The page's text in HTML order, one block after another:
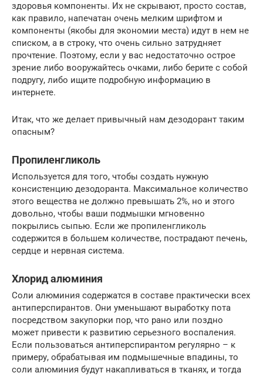
здоровья компоненты. Их не скрывают, просто состав,
как правило, напечатан очень мелким шрифтом и
компоненты (якобы для экономии места) идут в нем не
списком, а в строку, что очень сильно затрудняет
прочтение. Поэтому, если у вас недостаточно острое
зрение либо вооружайтесь очками, либо берите с собой
подругу, либо ищите подробную информацию в
интернете.
Итак, что же делает привычный нам дезодорант таким
опасным?
Пропиленгликоль
Используется для того, чтобы создать нужную
консистенцию дезодоранта. Максимальное количество
этого вещества не должно превышать 2%, но и этого
довольно, чтобы ваши подмышки мгновенно
покрылись сыпью. Если же пропиленгликоль
содержится в большем количестве, пострадают печень,
сердце и нервная система.
Хлорид алюминия
Соли алюминия содержатся в составе практически всех
антиперспирантов. Они уменьшают выработку пота
посредством закупорки пор, что рано или поздно
может привести к развитию серьезного воспаления.
Если пользоваться антиперспирантом регулярно – к
примеру, обрабатывая им подмышечные впадины, то
соли алюминия будут накапливаться в тканях, и тогда